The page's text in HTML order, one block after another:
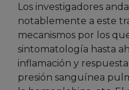
Los investigadores
notablemente a este
mecanismos por los
sintomatología hasta
inflamación y
presión sanguínea